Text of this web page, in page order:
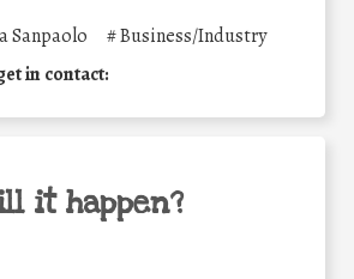
Sanpaolo #Business/Industry
in contact:
it happen?